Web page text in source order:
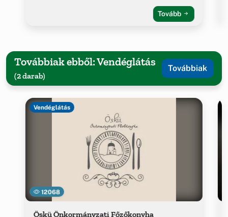
Tovább
Továbbiak ebből: Vendéglátás
(2 darab)
Továbbiak
12068
Vendéglátás
Öskü Önkormányzati Főzőkonyha